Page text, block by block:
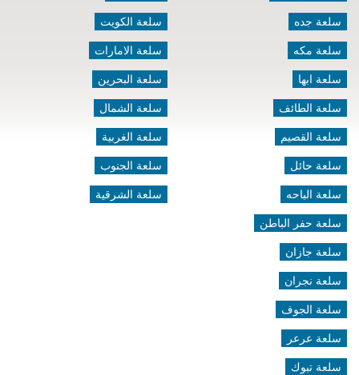
سلعة جده
سلعة مكه
سلعة ابها
سلعة الطائف
سلعة القصيم
سلعة حائل
سلعة الباحه
سلعة حفر الباطن
سلعة جازان
سلعة نجران
سلعة الجوف
سلعة عرعر
سلعة تبوك
سلعة الكويت
سلعة الامارات
سلعة البحرين
سلعة الشمال
سلعة الغربية
سلعة الجنوب
سلعة الشرقية